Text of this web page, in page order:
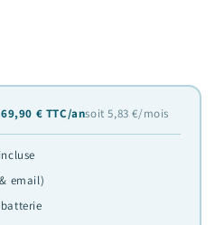
69,90 € TTC/ansoit 5,83 €/mois
email)